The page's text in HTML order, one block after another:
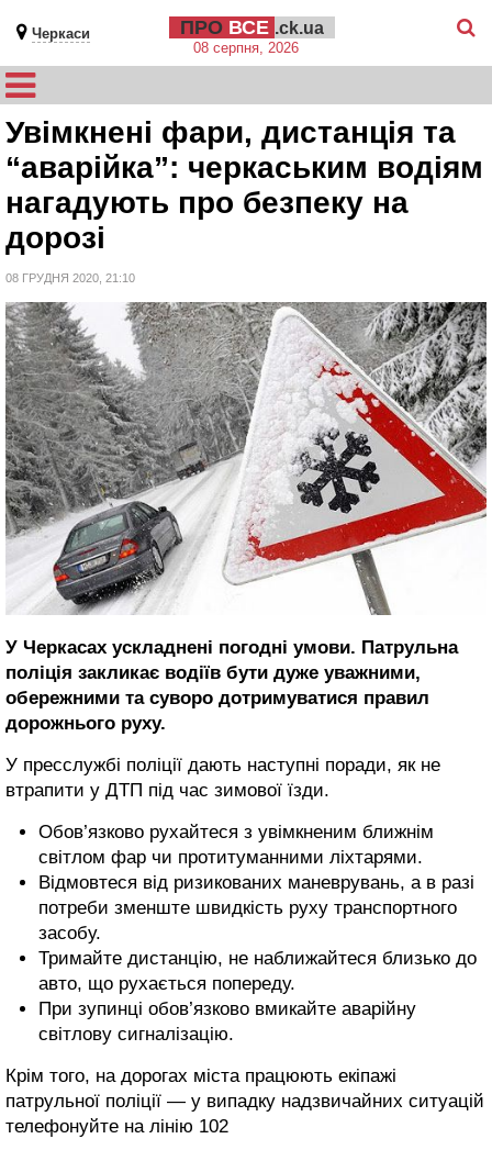
Черкаси ПРО ВСЕ .ck.ua
08 серпня, 2026
Увімкнені фари, дистанція та
“аварійка”: черкаським водіям
нагадують про безпеку на
дорозі
08 ГРУДНЯ 2020, 21:10
У Черкасах ускладнені погодні умови. Патрульна
поліція закликає водіїв бути дуже уважними,
обережними та суворо дотримуватися правил
дорожнього руху.
У пресслужбі поліції дають наступні поради, як не
втрапити у ДТП під час зимової їзди.
Обов’язково рухайтеся з увімкненим ближнім
світлом фар чи протитуманними ліхтарями.
Відмовтеся від ризикованих маневрувань, а в разі
потреби зменште швидкість руху транспортного
засобу.
Тримайте дистанцію, не наближайтеся близько до
авто, що рухається попереду.
При зупинці обов’язково вмикайте аварійну
світлову сигналізацію.
Крім того, на дорогах міста працюють екіпажі
патрульної поліції — у випадку надзвичайних ситуацій
телефонуйте на лінію 102